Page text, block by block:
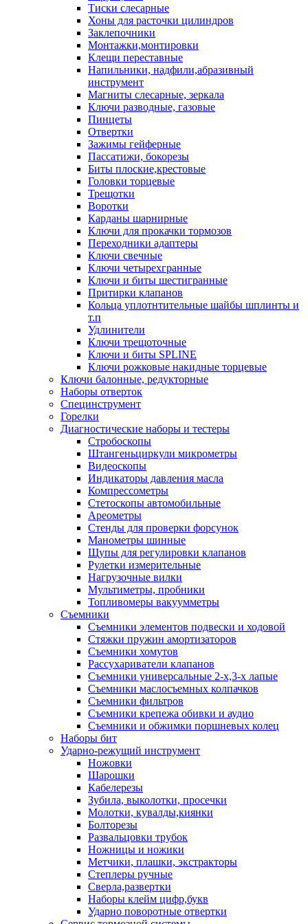
Тиски слесарные
Хоны для расточки цилиндров
Заклепочники
Монтажки,монтировки
Клещи переставные
Напильники, надфили,абразивный
инструмент
Магниты слесарные, зеркала
Ключи разводные, газовые
Пинцеты
Отвертки
Зажимы гейферные
Пассатижи, бокорезы
Биты плоские,крестовые
Головки торцевые
Трещотки
Воротки
Карданы шарнирные
Ключи для прокачки тормозов
Переходники адаптеры
Ключи свечные
Ключи четырехгранные
Ключи и биты шестигранные
Притирки клапанов
Кольца уплотнтительные шайбы шплинты и
т.п
Удлинители
Ключи трещоточные
Ключи и биты SPLINE
Ключи рожковые накидные торцевые
Ключи балонные, редукторные
Наборы отверток
Специнструмент
Горелки
Диагностические наборы и тестеры
Стробоскопы
Штангеньциркули микрометры
Видеоскопы
Индикаторы давления масла
Компрессометры
Стетоскопы автомобильные
Ареометры
Стенды для проверки форсунок
Манометры шинные
Щупы для регулировки клапанов
Рулетки измерительные
Нагрузочные вилки
Мультиметры, пробники
Топливомеры вакуумметры
Съемники
Съемники элементов подвески и ходовой
Стяжки пружин амортизаторов
Съемники хомутов
Рассухариватели клапанов
Съемники универсальные 2-х,3-х лапые
Съемники маслосъемных колпачков
Съемники фильтров
Съемники крепежа обивки и аудио
Съемники и обжимки поршневых колец
Наборы бит
Ударно-режущий инструмент
Ножовки
Шарошки
Кабелерезы
Зубила, выколотки, просечки
Молотки, кувалды,киянки
Болторезы
Развальцовки трубок
Ножницы и ножики
Метчики, плашки, экстракторы
Степлеры ручные
Сверла,развертки
Наборы клейм цифр,букв
Ударно поворотные отвертки